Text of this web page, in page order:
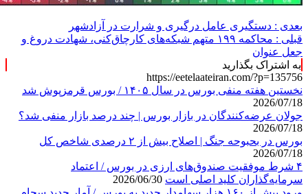
بعدی : دستگیری عامل درگیری و شرارت در آزادشهر
قبلی :
محاکمه ۱۹۹ متهم شبکه‌های کارچاق‌کنی، شهادت دروغ و
جعل عنوان
به اشتراک بگذارید
https://eetelaateiran.com/?p=135756
نخستین هفته منفی بورس در سال ۱۴۰۵ / بورس قرمزپوش شد
2026/07/18
جولان عرضه‌کنندگان در بازار بورس | چند درصد بازار منفی شد؟
2026/07/18
بورس در بحبوحه جنگ | اصلاح بیش از ۲ درصدی شاخص کل
2026/07/18
۴ شرط موفقیت صندوق‌های ارزی در بورس / اعتماد
سرمایه‌گذاران کلید اصلی است